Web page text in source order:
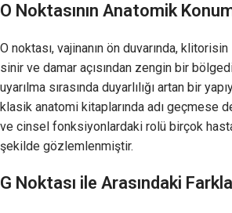
O Noktasının Anatomik
O noktası, vajinanın ön duvarında, klitorisin
sinir ve damar açısından zengin bir
uyarılma sırasında duyarlılığı artan bir
klasik anatomi kitaplarında adı geçmese
ve cinsel fonksiyonlardaki rolü birçok
şekilde gözlemlenmiştir.
G Noktası ile Arasındaki